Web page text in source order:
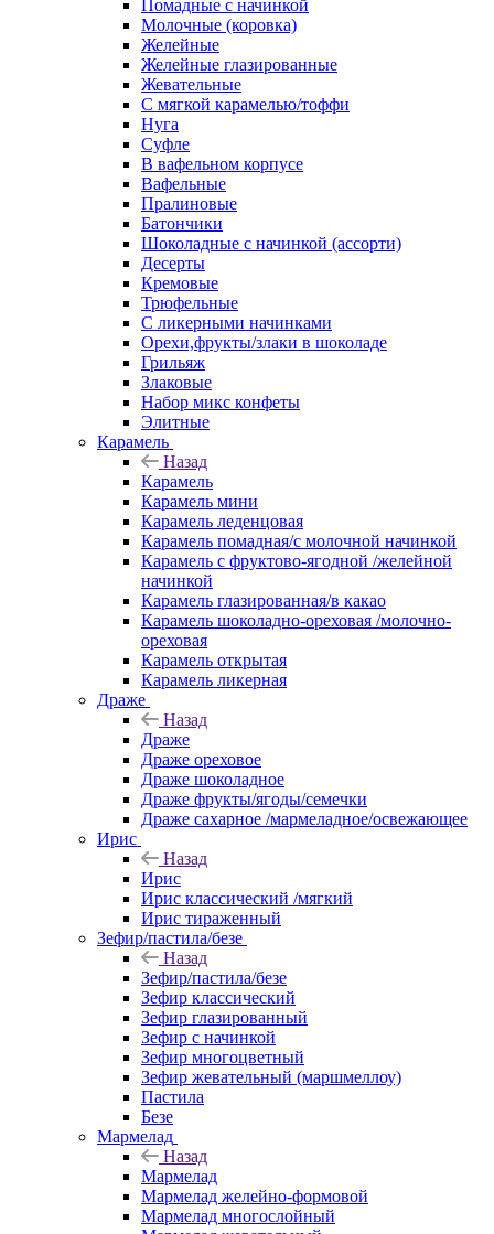
Помадные с начинкой
Молочные (коровка)
Желейные
Желейные глазированные
Жевательные
С мягкой карамелью/тоффи
Нуга
Суфле
В вафельном корпусе
Вафельные
Пралиновые
Батончики
Шоколадные с начинкой (ассорти)
Десерты
Кремовые
Трюфельные
С ликерными начинками
Орехи,фрукты/злаки в шоколаде
Грильяж
Злаковые
Набор микс конфеты
Элитные
Карамель
Назад
Карамель
Карамель мини
Карамель леденцовая
Карамель помадная/с молочной начинкой
Карамель с фруктово-ягодной /желейной
начинкой
Карамель глазированная/в какао
Карамель шоколадно-ореховая /молочно-
ореховая
Карамель открытая
Карамель ликерная
Драже
Назад
Драже
Драже ореховое
Драже шоколадное
Драже фрукты/ягоды/семечки
Драже сахарное /мармеладное/освежающее
Ирис
Назад
Ирис
Ирис классический /мягкий
Ирис тираженный
Зефир/пастила/безе
Назад
Зефир/пастила/безе
Зефир классический
Зефир глазированный
Зефир с начинкой
Зефир многоцветный
Зефир жевательный (маршмеллоу)
Пастила
Безе
Мармелад
Назад
Мармелад
Мармелад желейно-формовой
Мармелад многослойный